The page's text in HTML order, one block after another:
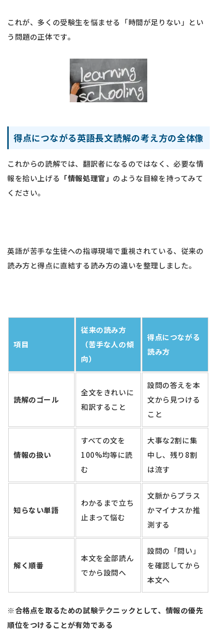
これが、多くの受験生を悩ませる「時間が足りない」とい
う問題の正体です。
得点につながる英語長文読解の考え方の全体像
これからの読解では、翻訳者になるのではなく、必要な情
報を拾い上げる 「情報処理官」 のような目線を持ってみて
ください。
英語が苦手な生徒への指導現場で重視されている、従来の
読み方と得点に直結する読み方の違いを整理しました。
項目
従来の読み方
（苦手な人の傾
向）
得点につながる
読み方
読解のゴール
全文をきれいに
和訳すること
設問の答えを本
文から見つける
こと
情報の扱い
すべての文を
100%均等に読
む
大事な2割に集
中し、残り8割
は流す
知らない単語
わかるまで立ち
止まって悩む
文脈からプラス
かマイナスか推
測する
解く順番
本文を全部読ん
でから設問へ
設問の「問い」
を確認してから
本文へ
※合格点を取るための試験テクニックとして、情報の優先
順位をつけることが有効である